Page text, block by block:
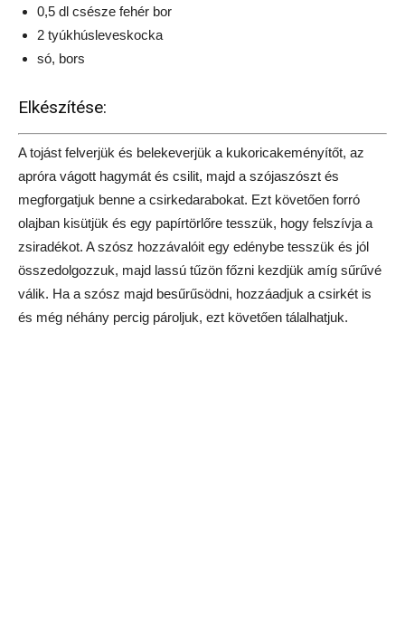
0,5 dl csésze fehér bor
2 tyúkhúsleveskocka
só, bors
Elkészítése:
A tojást felverjük és belekeverjük a kukoricakeményítőt, az
apróra vágott hagymát és csilit, majd a szójaszószt és
megforgatjuk benne a csirkedarabokat. Ezt követően forró
olajban kisütjük és egy papírtörlőre tesszük, hogy felszívja a
zsiradékot. A szósz hozzávalóit egy edénybe tesszük és jól
összedolgozzuk, majd lassú tűzön főzni kezdjük amíg sűrűvé
válik. Ha a szósz majd besűrűsödni, hozzáadjuk a csirkét is
és még néhány percig pároljuk, ezt követően tálalhatjuk.